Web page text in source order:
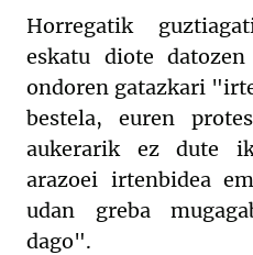
Horregatik
eskatu diote
ondoren gatazkari
bestela, euren
aukerarik ez dute
arazoei irtenbidea
udan greba
dago".